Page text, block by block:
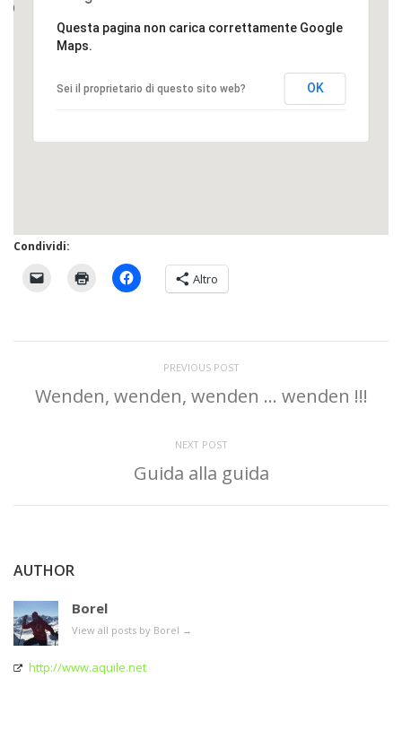
Questa pagina non carica correttamente Google
Maps.
Sei il proprietario di questo sito web? OK
Condividi:
Altro
PREVIOUS POST
Wenden, wenden, wenden … wenden !!!
NEXT POST
Guida alla guida
AUTHOR
Borel
View all posts by Borel →
http://www.aquile.net